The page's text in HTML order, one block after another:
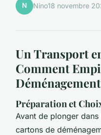
N Nino18 novembre
Un Transport
Comment
Déménagement
Préparation et
Avant de plonger
cartons de